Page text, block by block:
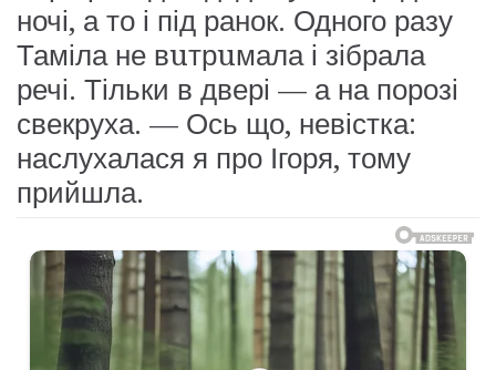
ночі, а то і під ранок. Одного разу
Таміла не вuтрuмала і зібрала
речі. Тільки в двері — а на порозі
свекруха. — Ось що, невістка:
наслухалася я про Ігоря, тому
прийшла.